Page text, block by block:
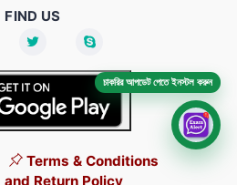
FIND US
Terms & Conditions
and Return Policy
চাকরির আপডেট পেতে ইনস্টল করুন